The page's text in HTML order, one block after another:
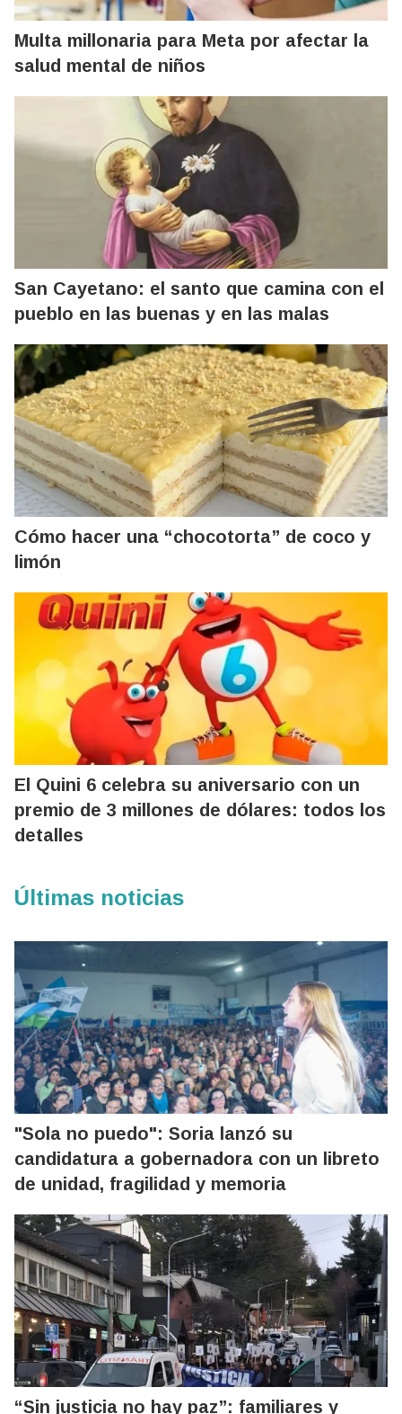
Multa millonaria para Meta por afectar la
salud mental de niños
San Cayetano: el santo que camina con el
pueblo en las buenas y en las malas
Cómo hacer una “chocotorta” de coco y
limón
El Quini 6 celebra su aniversario con un
premio de 3 millones de dólares: todos los
detalles
Últimas noticias
"Sola no puedo": Soria lanzó su
candidatura a gobernadora con un libreto
de unidad, fragilidad y memoria
“Sin justicia no hay paz”: familiares y